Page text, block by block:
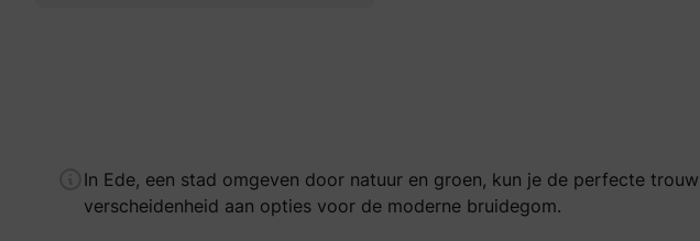
In Ede, een stad omgeven door natuur en groen, kun je de perfecte
verscheidenheid aan opties voor de moderne bruidegom.